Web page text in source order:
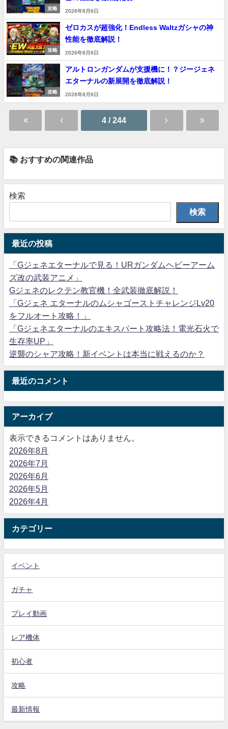
攻略
2026年8月6日
攻略
ゼロカスが超強化！Endless Waltzガシャの神
性能を徹底解説！
2026年8月6日
攻略
アルトロンガンダムが支援機に！？ジージェネ
エターナルの新展開を徹底解説！
2026年8月6日
4 / 244
📚 おすすめの関連作品
検索
検索
最近の投稿
「Gジェネエターナルで見る！URガンダムヘビーアーム
ズ改の武装アニメ」
Gジェネのレクテン教官機！全武装徹底解説！
「Gジェネ エターナルのムシャゴーストチャレンジLv20
をフルオート攻略！」
「Gジェネエターナルのエキスパート攻略法！電光石火で
生存率UP」
逆襲のシャア攻略！新イベントは本当に戦えるのか？
最近のコメント
アーカイブ
表示できるコメントはありません。
2026年8月
2026年7月
2026年6月
2026年5月
2026年4月
カテゴリー
イベント
ガチャ
プレイ動画
レア機体
初心者
攻略
最新情報